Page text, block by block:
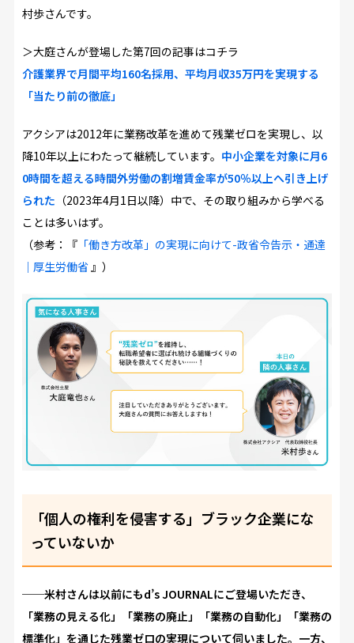
村歩さんです。
＞大庭さんが登場した第7回の記事はコチラ
介護業界で月間平均160名採用、平均月収35万円を実現する
「当たり前の徹底」
アクシアは2012年に業務改革を進めて残業ゼロを実現し、以
降10年以上にわたって継続しています。 中小企業を対象に月6
0時間を超える時間外労働の割増賃金率が50％以上へ引き上げ
られた （2023年4月1日以降）中で、その取り組みから学べる
ことは多いはず。
（参考：『「働き方改革」の実現に向けて-政省令告示・通達
｜厚生労働省 』）
「個人の権利を侵害する」ブラック企業にな
っていないか
──米村さんは以前にもd’s JOURNALにご登場いただき、
「業務の見える化」「業務の廃止」「業務の自動化」「業務の
標準化」を通じた残業ゼロの実現について伺いました。一方、